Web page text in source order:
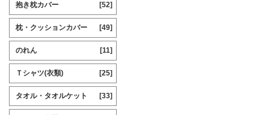
抱き枕カバー [52]
枕・クッションカバー [49]
のれん [11]
Ｔシャツ(衣類) [25]
タオル・タオルケット [33]